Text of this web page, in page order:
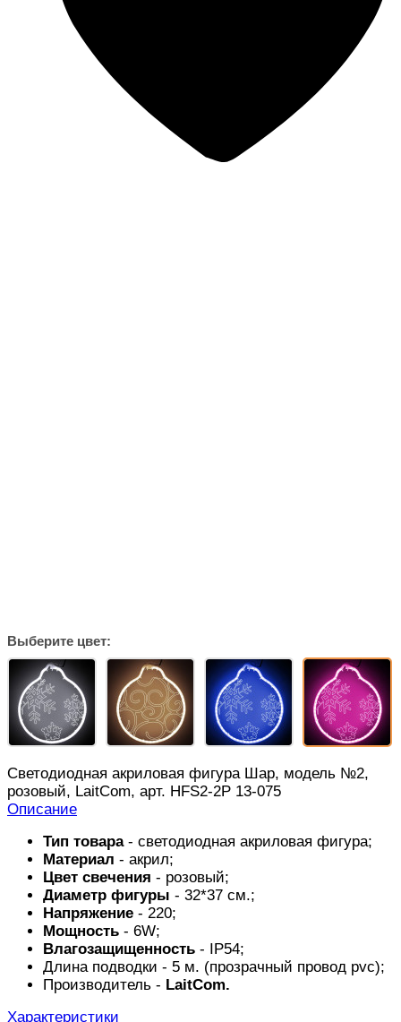
Выберите цвет:
Светодиодная акриловая фигура Шар, модель №2,
розовый, LaitCom, арт. HFS2-2P 13-075
Описание
Тип товара- светодиодная акриловая фигура;
Материал - акрил;
Цвет свечения - розовый;
Диаметр фигуры - 32*37 см.;
Напряжение - 220;
Мощность - 6W;
Влагозащищенность - IP54;
Длина подводки - 5 м. (прозрачный провод pvc);
Производитель - LaitCom.
Характеристики